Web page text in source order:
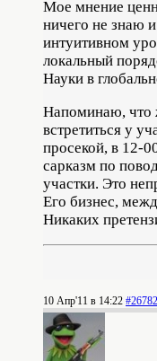
Мое мнение
ничего не знаю
интуитивном
локальный
Науки в
Напоминаю, что
встретиться у
просекой, в 12-
сарказм по
участки. Это
Его бизнес,
Никаких
10 Апр'11 в 14:22 #26782